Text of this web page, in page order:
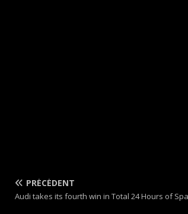
PRÉCÉDENT
Audi takes its fourth win in Total 24 Hours of Spa